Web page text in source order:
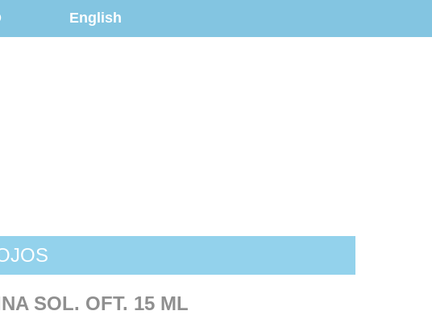
English
SOL. OFT. 15 ML